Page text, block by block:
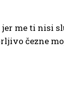
me ti nisi
čezne